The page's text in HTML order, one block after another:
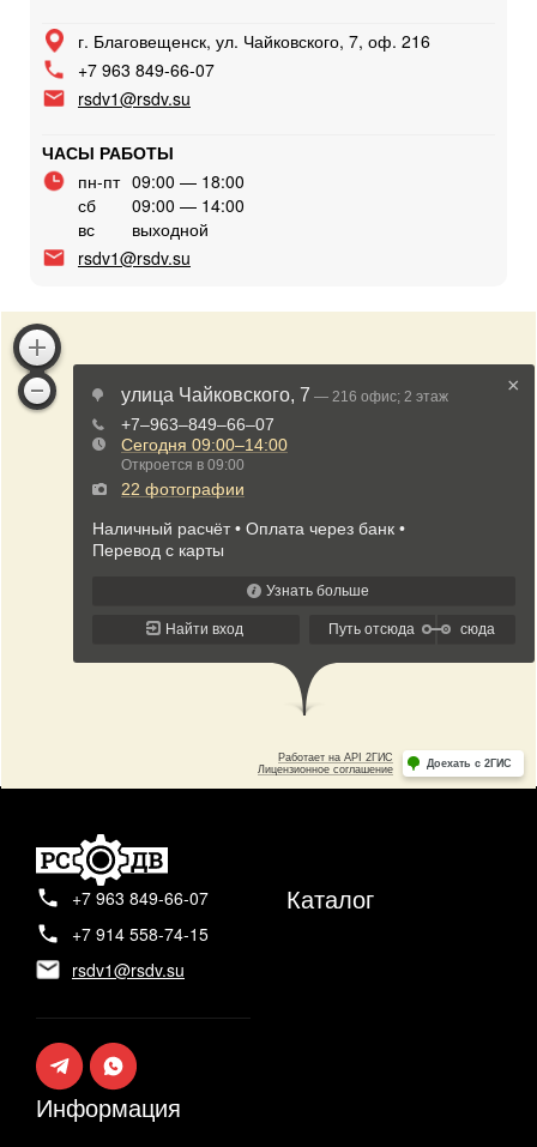
г. Благовещенск, ул. Чайковского, 7, оф. 216
+7 963 849-66-07
rsdv1@rsdv.su
ЧАСЫ РАБОТЫ
пн-пт 09:00 — 18:00
сб
09:00 — 14:00
вс
выходной
rsdv1@rsdv.su
+7 963 849-66-07
+7 914 558-74-15
rsdv1@rsdv.su
Каталог
Информация